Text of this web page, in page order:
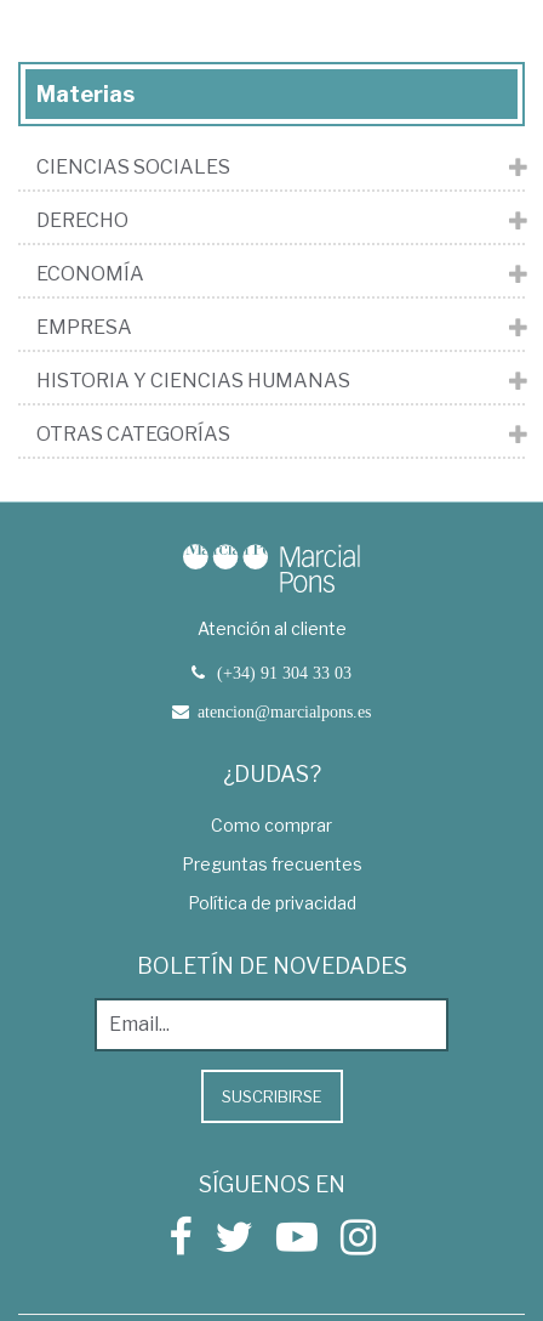
Materias
CIENCIAS SOCIALES
DERECHO
ECONOMÍA
EMPRESA
HISTORIA Y CIENCIAS HUMANAS
OTRAS CATEGORÍAS
Atención al cliente
(+34) 91 304 33 03
atencion@marcialpons.es
¿DUDAS?
Como comprar
Preguntas frecuentes
Política de privacidad
BOLETÍN DE NOVEDADES
SUSCRIBIRSE
SÍGUENOS EN